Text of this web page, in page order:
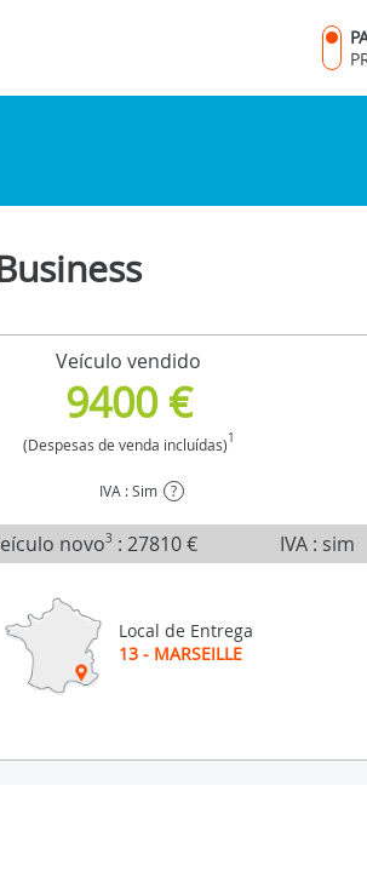
Veículo vendido
9400 €
(Despesas de venda incluídas)1
IVA : Sim ?
novo3 : 27810 € IVA : sim
Local de Entrega
13 - MARSEILLE